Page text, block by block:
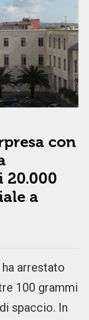
con
20.000
a
arrestato
100 grammi
spaccio. In